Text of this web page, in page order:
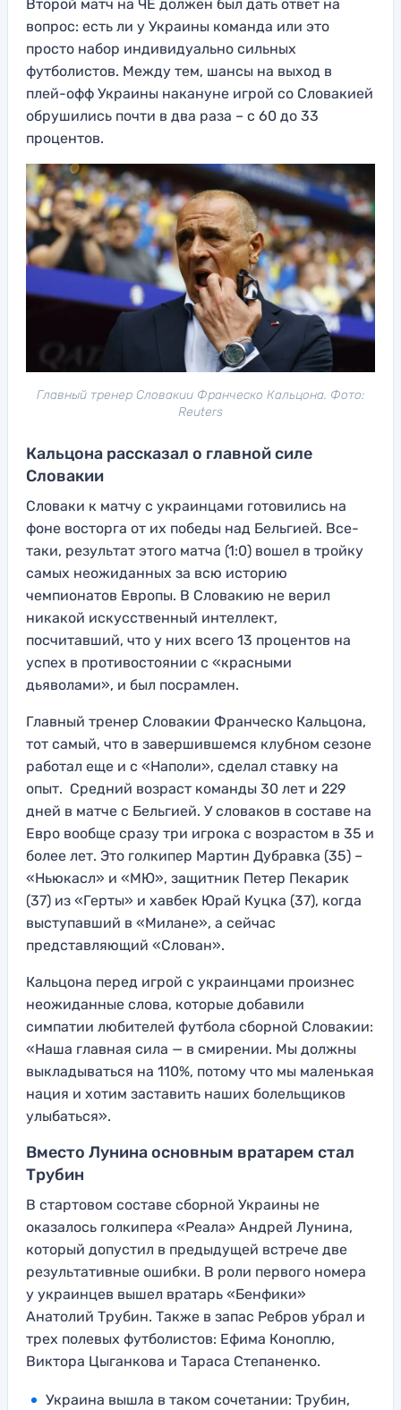
Второй матч на ЧЕ должен был дать ответ на
вопрос: есть ли у Украины команда или это
просто набор индивидуально сильных
футболистов. Между тем, шансы на выход в
плей-офф Украины накануне игрой со Словакией
обрушились почти в два раза – с 60 до 33
процентов.
Главный тренер Словакии Франческо Кальцона. Фото:
Reuters
Кальцона рассказал о главной силе
Словакии
Словаки к матчу с украинцами готовились на
фоне восторга от их победы над Бельгией. Все-
таки, результат этого матча (1:0) вошел в тройку
самых неожиданных за всю историю
чемпионатов Европы. В Словакию не верил
никакой искусственный интеллект,
посчитавший, что у них всего 13 процентов на
успех в противостоянии с «красными
дьяволами», и был посрамлен.
Главный тренер Словакии Франческо Кальцона,
тот самый, что в завершившемся клубном сезоне
работал еще и с «Наполи», сделал ставку на
опыт. Средний возраст команды 30 лет и 229
дней в матче с Бельгией. У словаков в составе на
Евро вообще сразу три игрока с возрастом в 35 и
более лет. Это голкипер Мартин Дубравка (35) –
«Ньюкасл» и «МЮ», защитник Петер Пекарик
(37) из «Герты» и хавбек Юрай Куцка (37), когда
выступавший в «Милане», а сейчас
представляющий «Слован».
Кальцона перед игрой с украинцами произнес
неожиданные слова, которые добавили
симпатии любителей футбола сборной Словакии:
«Наша главная сила — в смирении. Мы должны
выкладываться на 110%, потому что мы маленькая
нация и хотим заставить наших болельщиков
улыбаться».
Вместо Лунина основным вратарем стал
Трубин
В стартовом составе сборной Украины не
оказалось голкипера «Реала» Андрей Лунина,
который допустил в предыдущей встрече две
результативные ошибки. В роли первого номера
у украинцев вышел вратарь «Бенфики»
Анатолий Трубин. Также в запас Ребров убрал и
трех полевых футболистов: Ефима Коноплю,
Виктора Цыганкова и Тараса Степаненко.
Украина вышла в таком сочетании: Трубин,